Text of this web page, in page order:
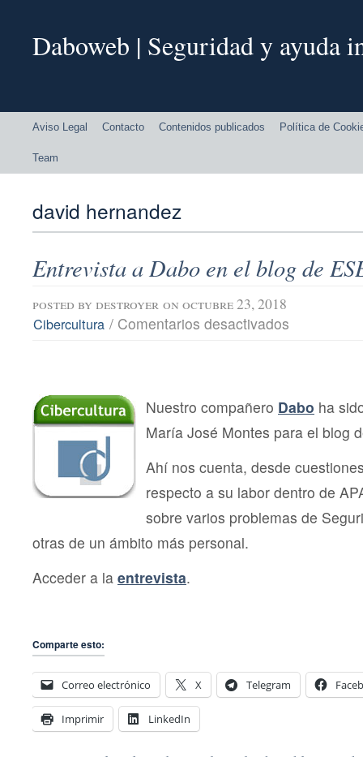
Daboweb | Seguridad y ayuda
Aviso Legal Contacto Contenidos publicados Política de
Team
david hernandez
Entrevista a Dabo en el blog de
posted by destroyer on octubre 23, 2018
Cibercultura / Comentarios desactivados
blog
de
ESET
Nuestro compañero Dabo ha
María José Montes para el blog
Ahí nos cuenta, desde
respecto a su labor dentro de
sobre varios problemas de
otras de un ámbito más personal.
Acceder a la entrevista.
Comparte esto:
Correo electrónico X Telegram
Imprimir LinkedIn